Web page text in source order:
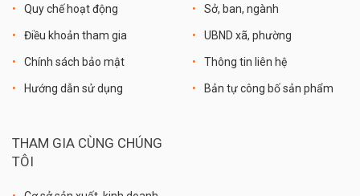
Quy chế hoạt động
Điều khoản tham gia
Chính sách bảo mật
Hướng dẫn sử dụng
Sở, ban, ngành
UBND xã, phường
Thông tin liên hệ
Bản tự công bố sản phẩm
THAM GIA CÙNG CHÚNG
TÔI